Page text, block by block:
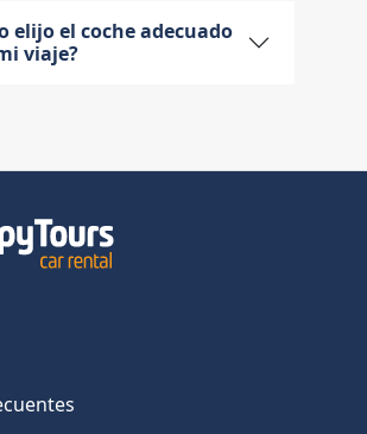
elijo el coche adecuado
viaje?